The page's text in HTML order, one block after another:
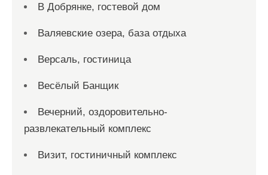
В Добрянке, гостевой дом
Валяевские озера, база отдыха
Версаль, гостиница
Весёлый Банщик
Вечерний, оздоровительно-
развлекательный комплекс
Визит, гостиничный комплекс